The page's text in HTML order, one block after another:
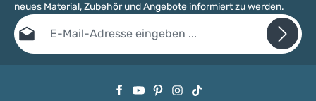
neues Material, Zubehör und Angebote informiert zu werden.
E-Mail-Adresse*
Datenschutzbestimmungenzur Kenntnis genommen